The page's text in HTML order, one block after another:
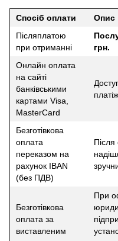
Спосіб оплати
Опис
Післяплатою
при отриманні
грн.
Онлайн оплата
на сайті
банківськими
картами Visa,
MasterCard
Безготівкова
оплата
переказом на
рахунок IBAN
(без ПДВ)
Безготівкова
оплата за
виставленим
При